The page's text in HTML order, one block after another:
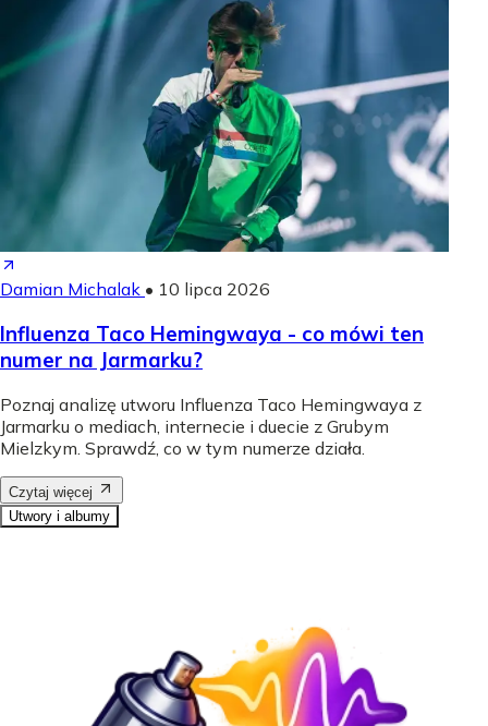
Damian Michalak • 10 lipca 2026
Influenza Taco Hemingwaya - co mówi ten
numer na Jarmarku?
Poznaj analizę utworu Influenza Taco Hemingwaya z
Jarmarku o mediach, internecie i duecie z Grubym
Mielzkym. Sprawdź, co w tym numerze działa.
Czytaj więcej
Utwory i albumy